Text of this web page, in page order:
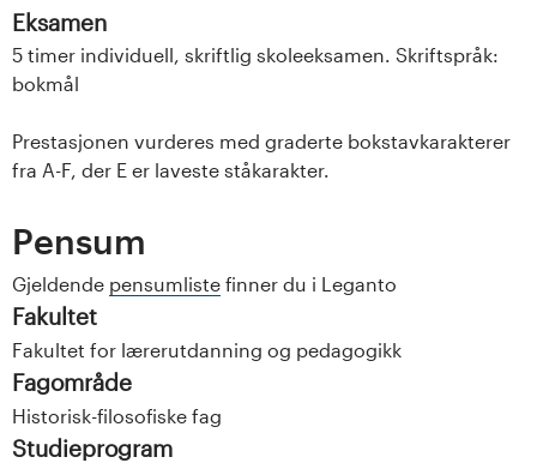
Eksamen
5 timer individuell, skriftlig skoleeksamen. Skriftspråk:
bokmål
Prestasjonen vurderes med graderte bokstavkarakterer
fra A-F, der E er laveste ståkarakter.
Pensum
Gjeldende pensumliste finner du i Leganto
Fakultet
Fakultet for lærerutdanning og pedagogikk
Fagområde
Historisk-filosofiske fag
Studieprogram